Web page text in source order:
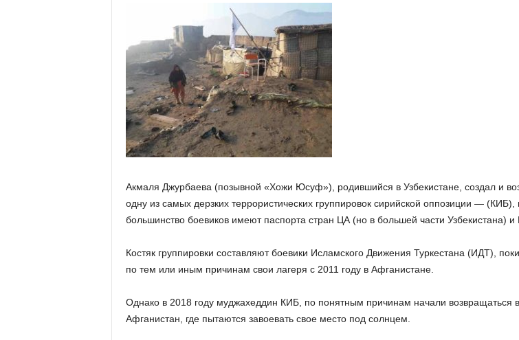
Акмаля Джурбаева (позывной «Хожи Юсуф»), родившийся в Узбекистане, создал и
одну из самых дерзких террористических группировок сирийской оппозиции — (КИБ),
большинство боевиков имеют паспорта стран ЦА (но в большей части Узбекистана) и
Костяк группировки составляют боевики Исламского Движения Туркестана (ИДТ),
по тем или иным причинам свои лагеря с 2011 году в Афганистане.
Однако в 2018 году муджахеддин КИБ, по понятным причинам начали возвращаться в
Афганистан, где пытаются завоевать свое место под солнцем.